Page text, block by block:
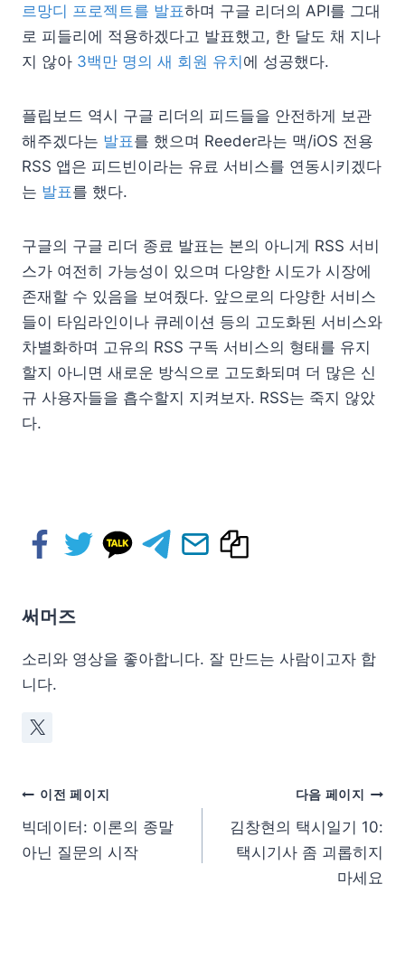
르망디 프로젝트를 발표하며 구글 리더의 API를 그대
로 피들리에 적용하겠다고 발표했고, 한 달도 채 지나
지 않아 3백만 명의 새 회원 유치 에 성공했다.
플립보드 역시 구글 리더의 피드들을 안전하게 보관
해주겠다는 발표를 했으며 Reeder라는 맥/iOS 전용
RSS 앱은 피드빈이라는 유료 서비스를 연동시키겠다
는 발표를 했다.
구글의 구글 리더 종료 발표는 본의 아니게 RSS 서비
스가 여전히 가능성이 있으며 다양한 시도가 시장에
존재할 수 있음을 보여줬다. 앞으로의 다양한 서비스
들이 타임라인이나 큐레이션 등의 고도화된 서비스와
차별화하며 고유의 RSS 구독 서비스의 형태를 유지
할지 아니면 새로운 방식으로 고도화되며 더 많은 신
규 사용자들을 흡수할지 지켜보자. RSS는 죽지 않았
다.
써머즈
소리와 영상을 좋아합니다. 잘 만드는 사람이고자 합
니다.
이전 페이지
빅데이터: 이론의 종말
아닌 질문의 시작
다음 페이지
김창현의 택시일기 10:
택시기사 좀 괴롭히지
마세요